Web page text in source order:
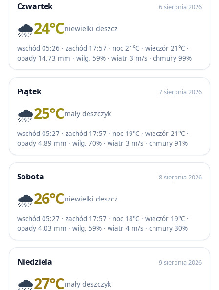
Czwartek 6 sierpnia 2026
🌧️24℃niewielki deszcz
wschód 05:26 · zachód 17:57 · noc 21℃ · wieczór 21℃ ·
opady 14.73 mm · wilg. 59% · wiatr 3 m/s · chmury 99%
Piątek 7 sierpnia 2026
🌧️25℃mały deszczyk
wschód 05:27 · zachód 17:57 · noc 19℃ · wieczór 21℃ ·
opady 4.89 mm · wilg. 70% · wiatr 3 m/s · chmury 91%
Sobota 8 sierpnia 2026
🌧️26℃niewielki deszcz
wschód 05:27 · zachód 17:57 · noc 18℃ · wieczór 19℃ ·
opady 4.03 mm · wilg. 59% · wiatr 4 m/s · chmury 30%
Niedziela 9 sierpnia 2026
🌧️27℃mały deszczyk